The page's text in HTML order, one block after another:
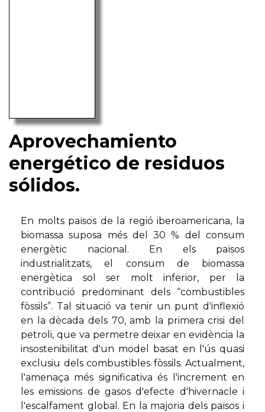
Aprovechamiento
energético de residuos
sólidos.
En molts països de la regió iberoamericana, la
biomassa suposa més del 30 % del consum
energètic nacional. En els països
industrialitzats, el consum de biomassa
energètica sol ser molt inferior, per la
contribució predominant dels “combustibles
fòssils”. Tal situació va tenir un punt d'inflexió
en la dècada dels 70, amb la primera crisi del
petroli, que va permetre deixar en evidència la
insostenibilitat d'un model basat en l'ús quasi
exclusiu dels combustibles fòssils. Actualment,
l'amenaça més significativa és l'increment en
les emissions de gasos d'efecte d'hivernacle i
l'escalfament global. En la majoria dels països i